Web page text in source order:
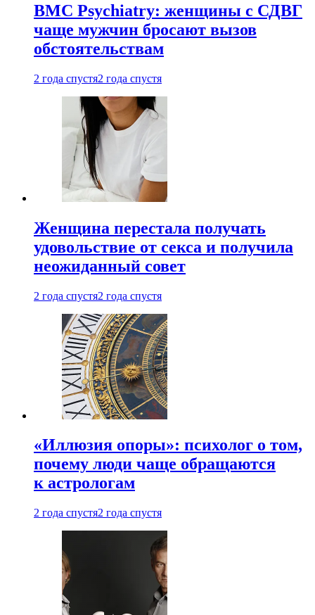
BMC Psychiatry: женщины с СДВГ
чаще мужчин бросают вызов
обстоятельствам
2 года спустя2 года спустя
Женщина перестала получать
удовольствие от секса и получила
неожиданный совет
2 года спустя2 года спустя
«Иллюзия опоры»: психолог о том,
почему люди чаще обращаются
к астрологам
2 года спустя2 года спустя